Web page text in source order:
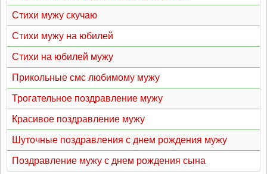
Стихи мужу скучаю
Стихи мужу на юбилей
Стихи на юбилей мужу
Прикольные смс любимому мужу
Трогательное поздравление мужу
Красивое поздравление мужу
Шуточные поздравления с днем рождения мужу
Поздравление мужу с днем рождения сына